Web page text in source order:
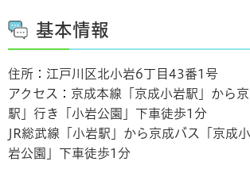
基本情報
住所：江戸川区北小岩6丁目43番1号
アクセス：京成本線「京成小岩駅」から
駅」行き「小岩公園」下車徒歩1分
JR総武線「小岩駅」から京成バス「京成
岩公園」下車徒歩1分